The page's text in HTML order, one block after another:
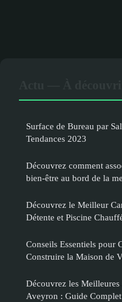
Surface de Bureau par
Tendances 2023
Découvrez comment
bien-être au bord de la
Découvrez le Meilleur
Détente et Piscine
Conseils Essentiels pour
Construire la Maison de
Découvrez les
Aveyron : Guide